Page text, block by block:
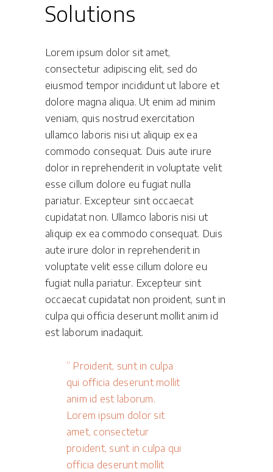
Solutions
Lorem ipsum dolor sit amet,
consectetur adipiscing elit, sed do
eiusmod tempor incididunt ut labore et
dolore magna aliqua. Ut enim ad minim
veniam, quis nostrud exercitation
ullamco laboris nisi ut aliquip ex ea
commodo consequat. Duis aute irure
dolor in reprehenderit in voluptate velit
esse cillum dolore eu fugiat nulla
pariatur. Excepteur sint occaecat
cupidatat non. Ullamco laboris nisi ut
aliquip ex ea commodo consequat. Duis
aute irure dolor in reprehenderit in
voluptate velit esse cillum dolore eu
fugiat nulla pariatur. Excepteur sint
occaecat cupidatat non proident, sunt in
culpa qui officia deserunt mollit anim id
est laborum inadaquit.
Proident, sunt in culpa
qui officia deserunt mollit
anim id est laborum.
Lorem ipsum dolor sit
amet, consectetur
proident, sunt in culpa qui
officia deserunt mollit